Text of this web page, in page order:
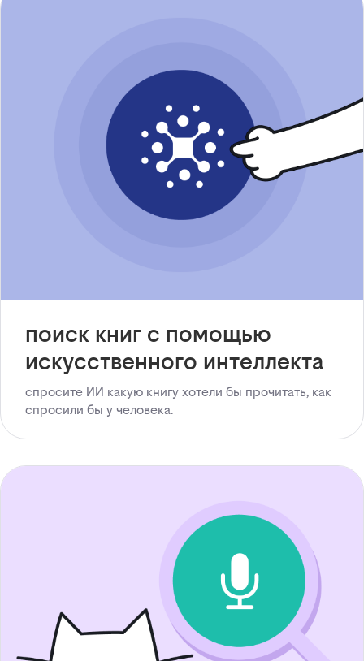
поиск книг с помощью
искусственного интеллекта
спросите ИИ какую книгу хотели бы прочитать, как
спросили бы у человека.